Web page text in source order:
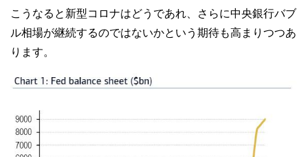
こうなると新型コロナはどうであれ、さらに中央銀行バブ
ル相場が継続するのではないかという期待も高まりつつあ
ります。